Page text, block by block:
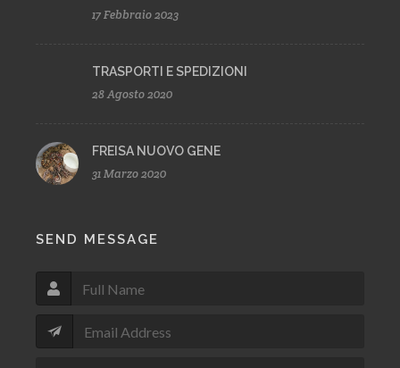
17 Febbraio 2023
TRASPORTI E SPEDIZIONI
28 Agosto 2020
FREISA NUOVO GENE
31 Marzo 2020
SEND MESSAGE